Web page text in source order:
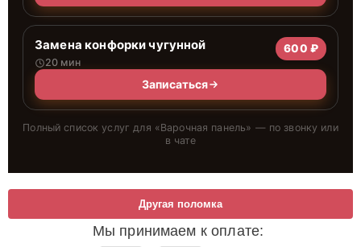
Замена конфорки чугунной
20 мин
600 ₽
Записаться
Полный список услуг для «Варочная панель» — по звонку или
в чате
Мы принимаем к оплате:
Другая поломка